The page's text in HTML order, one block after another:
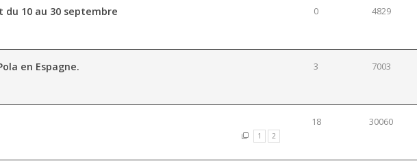
10 au 30 septembre 0 4829
en Espagne. 3 7003
1 2
18 30060